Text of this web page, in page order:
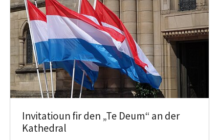
Invitatioun fir den „Te Deum“ an der
Kathedral